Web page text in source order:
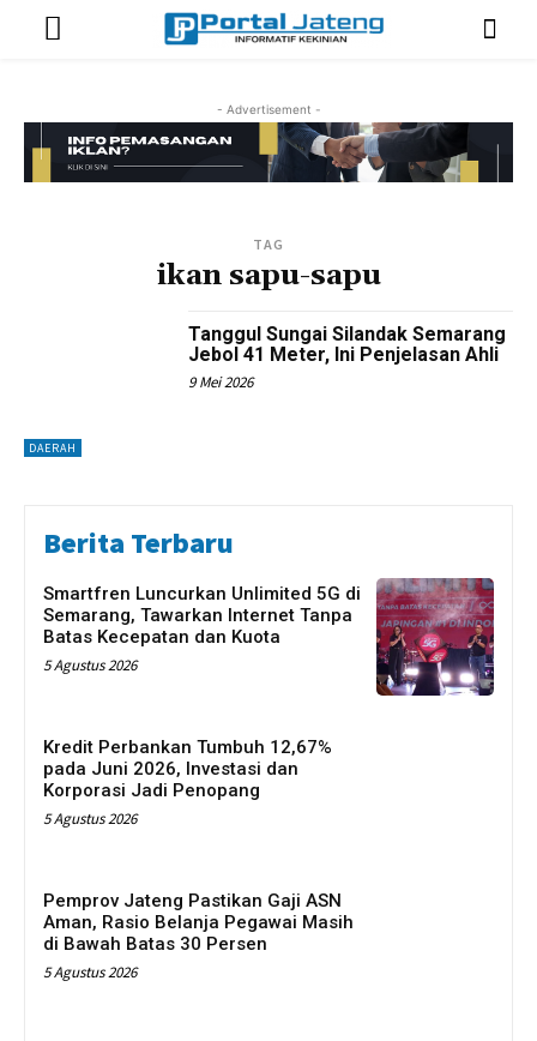
- Advertisement -
TAG
ikan sapu-sapu
DAERAH
Tanggul Sungai Silandak Semarang
Jebol 41 Meter, Ini Penjelasan Ahli
9 Mei 2026
Berita Terbaru
Smartfren Luncurkan Unlimited 5G di
Semarang, Tawarkan Internet Tanpa
Batas Kecepatan dan Kuota
5 Agustus 2026
Kredit Perbankan Tumbuh 12,67%
pada Juni 2026, Investasi dan
Korporasi Jadi Penopang
5 Agustus 2026
Pemprov Jateng Pastikan Gaji ASN
Aman, Rasio Belanja Pegawai Masih
di Bawah Batas 30 Persen
5 Agustus 2026